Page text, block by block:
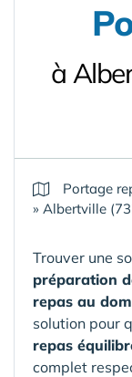
à
Portage
» Albertville
Trouver une
préparation
repas au
solution pour
repas
complet